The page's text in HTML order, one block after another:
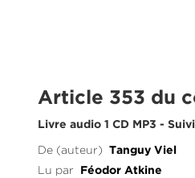
Article 353 du
Livre audio 1 CD MP3 -
De (auteur) Tanguy Viel
Lu par Féodor Atkine